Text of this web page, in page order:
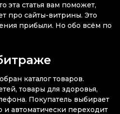
эта статья вам поможет,
про сайты-витрины. Это
прибыли. Но обо всём по
каталог товаров.
товары для здоровья,
Покупатель выбирает
и автоматически переходит